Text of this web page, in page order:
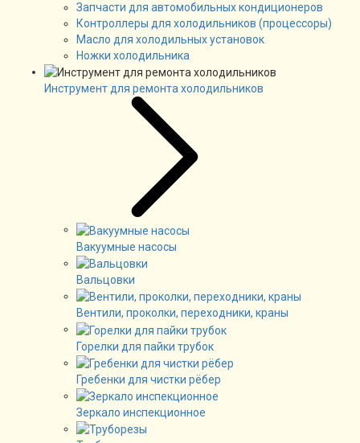
Запчасти для автомобильных кондиционеров
Контроллеры для холодильников (процессоры)
Масло для холодильных установок
Ножки холодильника
Инструмент для ремонта холодильников
Вакуумные насосы
Вальцовки
Вентили, проколки, переходники, краны
Горелки для пайки трубок
Гребенки для чистки рёбер
Зеркало инспекционное